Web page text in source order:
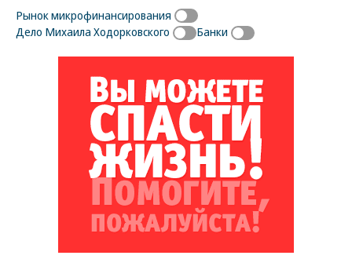
Рынок микрофинансирования
Дело Михаила Ходорковского
Банки